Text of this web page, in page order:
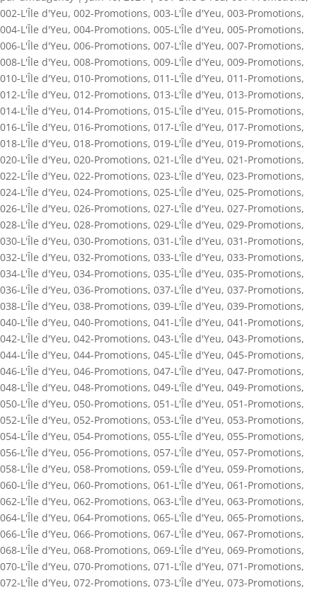
002-L'Île d'Yeu, 002-Promotions, 003-L'Île d'Yeu, 003-Promotions,
004-L'Île d'Yeu, 004-Promotions, 005-L'Île d'Yeu, 005-Promotions,
006-L'Île d'Yeu, 006-Promotions, 007-L'Île d'Yeu, 007-Promotions,
008-L'Île d'Yeu, 008-Promotions, 009-L'Île d'Yeu, 009-Promotions,
010-L'Île d'Yeu, 010-Promotions, 011-L'Île d'Yeu, 011-Promotions,
012-L'Île d'Yeu, 012-Promotions, 013-L'Île d'Yeu, 013-Promotions,
014-L'Île d'Yeu, 014-Promotions, 015-L'Île d'Yeu, 015-Promotions,
016-L'Île d'Yeu, 016-Promotions, 017-L'Île d'Yeu, 017-Promotions,
018-L'Île d'Yeu, 018-Promotions, 019-L'Île d'Yeu, 019-Promotions,
020-L'Île d'Yeu, 020-Promotions, 021-L'Île d'Yeu, 021-Promotions,
022-L'Île d'Yeu, 022-Promotions, 023-L'Île d'Yeu, 023-Promotions,
024-L'Île d'Yeu, 024-Promotions, 025-L'Île d'Yeu, 025-Promotions,
026-L'Île d'Yeu, 026-Promotions, 027-L'Île d'Yeu, 027-Promotions,
028-L'Île d'Yeu, 028-Promotions, 029-L'Île d'Yeu, 029-Promotions,
030-L'Île d'Yeu, 030-Promotions, 031-L'Île d'Yeu, 031-Promotions,
032-L'Île d'Yeu, 032-Promotions, 033-L'Île d'Yeu, 033-Promotions,
034-L'Île d'Yeu, 034-Promotions, 035-L'Île d'Yeu, 035-Promotions,
036-L'Île d'Yeu, 036-Promotions, 037-L'Île d'Yeu, 037-Promotions,
038-L'Île d'Yeu, 038-Promotions, 039-L'Île d'Yeu, 039-Promotions,
040-L'Île d'Yeu, 040-Promotions, 041-L'Île d'Yeu, 041-Promotions,
042-L'Île d'Yeu, 042-Promotions, 043-L'Île d'Yeu, 043-Promotions,
044-L'Île d'Yeu, 044-Promotions, 045-L'Île d'Yeu, 045-Promotions,
046-L'Île d'Yeu, 046-Promotions, 047-L'Île d'Yeu, 047-Promotions,
048-L'Île d'Yeu, 048-Promotions, 049-L'Île d'Yeu, 049-Promotions,
050-L'Île d'Yeu, 050-Promotions, 051-L'Île d'Yeu, 051-Promotions,
052-L'Île d'Yeu, 052-Promotions, 053-L'Île d'Yeu, 053-Promotions,
054-L'Île d'Yeu, 054-Promotions, 055-L'Île d'Yeu, 055-Promotions,
056-L'Île d'Yeu, 056-Promotions, 057-L'Île d'Yeu, 057-Promotions,
058-L'Île d'Yeu, 058-Promotions, 059-L'Île d'Yeu, 059-Promotions,
060-L'Île d'Yeu, 060-Promotions, 061-L'Île d'Yeu, 061-Promotions,
062-L'Île d'Yeu, 062-Promotions, 063-L'Île d'Yeu, 063-Promotions,
064-L'Île d'Yeu, 064-Promotions, 065-L'Île d'Yeu, 065-Promotions,
066-L'Île d'Yeu, 066-Promotions, 067-L'Île d'Yeu, 067-Promotions,
068-L'Île d'Yeu, 068-Promotions, 069-L'Île d'Yeu, 069-Promotions,
070-L'Île d'Yeu, 070-Promotions, 071-L'Île d'Yeu, 071-Promotions,
072-L'Île d'Yeu, 072-Promotions, 073-L'Île d'Yeu, 073-Promotions,